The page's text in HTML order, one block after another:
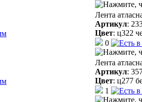
Лента
Артикул:
Цвет: ц322
0
Лента
Артикул:
Цвет: ц277
1